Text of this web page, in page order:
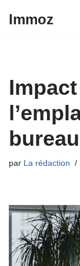
Immoz
par La rédaction